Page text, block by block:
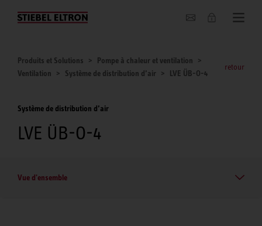
Entreprise
Produits et Solutions
Pompe à chaleur et ventilation
Ventilation
Système de distribution d’air LVE ÜB-O-4
retour
Système de distribution d’air
LVE ÜB-O-4
Vue d'ensemble